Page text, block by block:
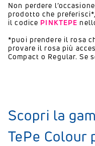
Non perdere
prodotto che
il codice PINKTEPE
*puoi prendere il rosa
provare il rosa più
Compact o Regular.
Scopri la
TePe Colour